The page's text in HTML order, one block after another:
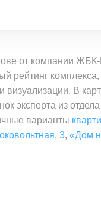
от компании
рейтинг
визуализации. В
эксперта из
варианты
3, «Дом